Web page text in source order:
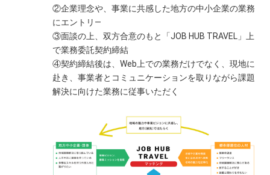
②企業理念や、事業に共感した地方の中小企業の業務
にエントリ―
③面談の上、双方合意のもと「JOB HUB TRAVEL」上
で業務委託契約締結
④契約締結後は、Web上での業務だけでなく、現地に
赴き、事業者とコミュニケーションを取りながら課題
解決に向けた業務に従事いただく